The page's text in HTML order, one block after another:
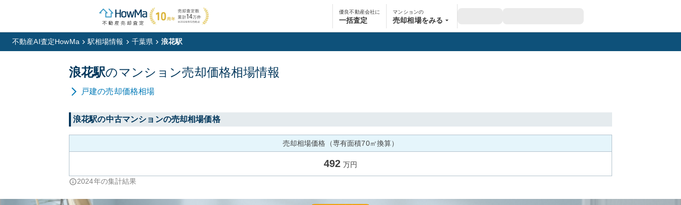
優良不動産会社に
一括査定
マンションの
売却相場をみる
不動産AI査定HowMa 駅相場情報 千葉県 浪花駅
浪花駅のマンション売却価格相場情報
戸建の売却価格相場
浪花駅の中古マンションの売却相場価格
売却相場価格（専有面積70㎡換算）
492 万円
2024年の集計結果